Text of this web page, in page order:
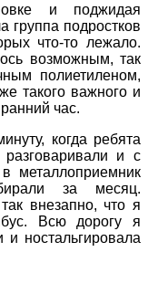
и поджидая
группа подростков
что-то лежало.
возможным, так
полиетиленом,
такого важного и
ранний час.
когда ребята
и с
в металлоприемник
за месяц.
внезапно, что я
Всю дорогу я
и ностальгировала